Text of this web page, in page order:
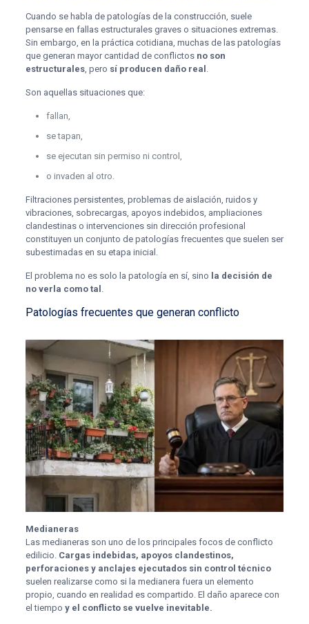
Cuando se habla de patologías de la construcción, suele
pensarse en fallas estructurales graves o situaciones extremas.
Sin embargo, en la práctica cotidiana, muchas de las patologías
que generan mayor cantidad de conflictos no son
estructurales, pero sí producen daño real
Son aquellas situaciones que:
fallan,
se tapan,
se ejecutan sin permiso ni control,
o invaden al otro.
Filtraciones persistentes, problemas de aislación, ruidos y
vibraciones, sobrecargas, apoyos indebidos, ampliaciones
clandestinas o intervenciones sin dirección profesional
constituyen un conjunto de patologías frecuentes que suelen ser
subestimadas en su etapa inicial.
El problema no es solo la patología en sí, sino la decisión de
no verla como tal
Patologías frecuentes que generan conflicto
Medianeras
Las medianeras son uno de los principales focos de conflicto
edilicio. Cargas indebidas, apoyos clandestinos,
perforaciones y anclajes ejecutados sin control técnico
suelen realizarse como si la medianera fuera un elemento
propio, cuando en realidad es compartido. El daño aparece con
el tiempo y el conflicto se vuelve inevitable.